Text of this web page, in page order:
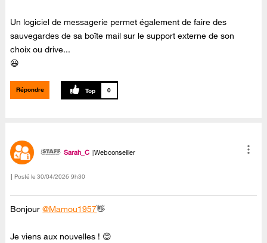
Un logiciel de messagerie permet également de faire des
sauvegardes de sa boîte mail sur le support externe de son
choix ou drive...
😃
Répondre 0
Sarah_C Webconseiller
Posté le ‎30/04/2026 9h30
Bonjour@Mamou1957👋
Je viens aux nouvelles ! 😊